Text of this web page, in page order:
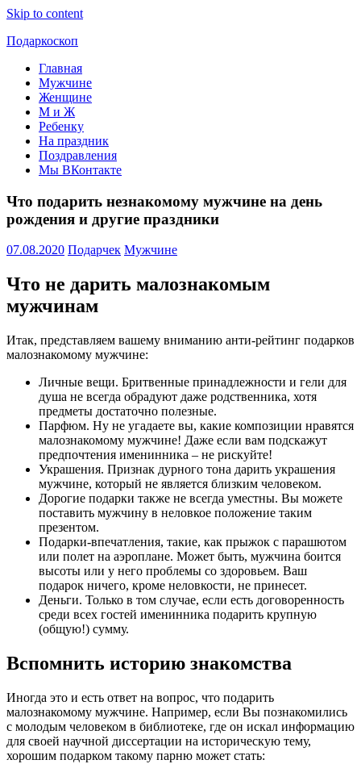
Skip to content
Подаркоскоп
Поможем
выбрать
подарить
Главная
Мужчине
Женщине
М и Ж
Ребенку
На праздник
Поздравления
Мы ВКонтакте
Что подарить незнакомому мужчине на день
рождения и другие праздники
07.08.2020 Подарчек Мужчине
Что не дарить малознакомым
мужчинам
Итак, представляем вашему вниманию анти-рейтинг подарков
малознакомому мужчине:
Личные вещи. Бритвенные принадлежности и гели для
душа не всегда обрадуют даже родственника, хотя
предметы достаточно полезные.
Парфюм. Ну не угадаете вы, какие композиции нравятся
малознакомому мужчине! Даже если вам подскажут
предпочтения именинника – не рискуйте!
Украшения. Признак дурного тона дарить украшения
мужчине, который не является близким человеком.
Дорогие подарки также не всегда уместны. Вы можете
поставить мужчину в неловкое положение таким
презентом.
Подарки-впечатления, такие, как прыжок с парашютом
или полет на аэроплане. Может быть, мужчина боится
высоты или у него проблемы со здоровьем. Ваш
подарок ничего, кроме неловкости, не принесет.
Деньги. Только в том случае, если есть договоренность
среди всех гостей именинника подарить крупную
(общую!) сумму.
Вспомнить историю знакомства
Иногда это и есть ответ на вопрос, что подарить
малознакомому мужчине. Например, если Вы познакомились
с молодым человеком в библиотеке, где он искал информацию
для своей научной диссертации на историческую тему,
хорошим подарком такому парню может стать: